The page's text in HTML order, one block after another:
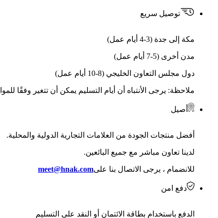
توصيل سريع
مكة إلى جدة (3-4 أيام عمل)
مدن أخرى (5-7 أيام عمل)
دول مجلس التعاون الخليجي (8-10 أيام عمل)
ملاحظة: يرجى الأنتباه أن أيام التسليم يمكن أن تتغير وفقًا
أصيل
أفضل منتجات الجودة من العلامات التجارية الدولية والمحلية.
لدينا تعاون مباشر مع جميع البائعين.
للانضمام ، يرجى الاتصال بنا علىmeet@hnak.com
دفع امن
الدفع باستخدام بطاقة الائتمان أو النقد على التسليم